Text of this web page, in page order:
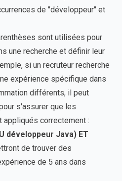
de "développeur" et
sont utilisées pour
une recherche et définir leur
si un recruteur recherche
expérience spécifique dans
différents, il peut
s'assurer que les
correctement :
développeur Java) ET
de trouver des
de 5 ans dans